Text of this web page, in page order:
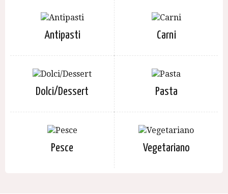
Antipasti Carni
Dolci/Dessert Pasta
Pesce Vegetariano